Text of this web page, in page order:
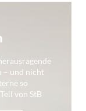
– und nicht
so
von StB